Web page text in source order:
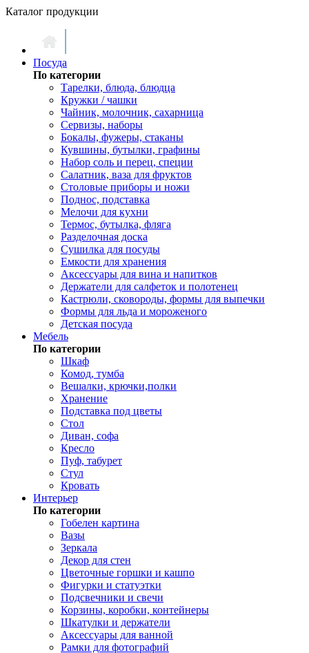
Каталог продукции
Посуда
По категории
Тарелки, блюда, блюдца
Кружки / чашки
Чайник, молочник, сахарница
Сервизы, наборы
Бокалы, фужеры, стаканы
Кувшины, бутылки, графины
Набор соль и перец, специи
Салатник, ваза для фруктов
Столовые приборы и ножи
Поднос, подставка
Мелочи для кухни
Термос, бутылка, фляга
Разделочная доска
Сушилка для посуды
Емкости для хранения
Аксессуары для вина и напитков
Держатели для салфеток и полотенец
Кастрюли, сковороды, формы для выпечки
Формы для льда и мороженого
Детская посуда
Мебель
По категории
Шкаф
Комод, тумба
Вешалки, крючки,полки
Хранение
Подставка под цветы
Стол
Диван, софа
Кресло
Пуф, табурет
Стул
Кровать
Интерьер
По категории
Гобелен картина
Вазы
Зеркала
Декор для стен
Цветочные горшки и кашпо
Фигурки и статуэтки
Подсвечники и свечи
Корзины, коробки, контейнеры
Шкатулки и держатели
Аксессуары для ванной
Рамки для фотографий